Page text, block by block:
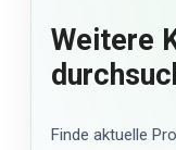
Weitere
Finde aktuelle